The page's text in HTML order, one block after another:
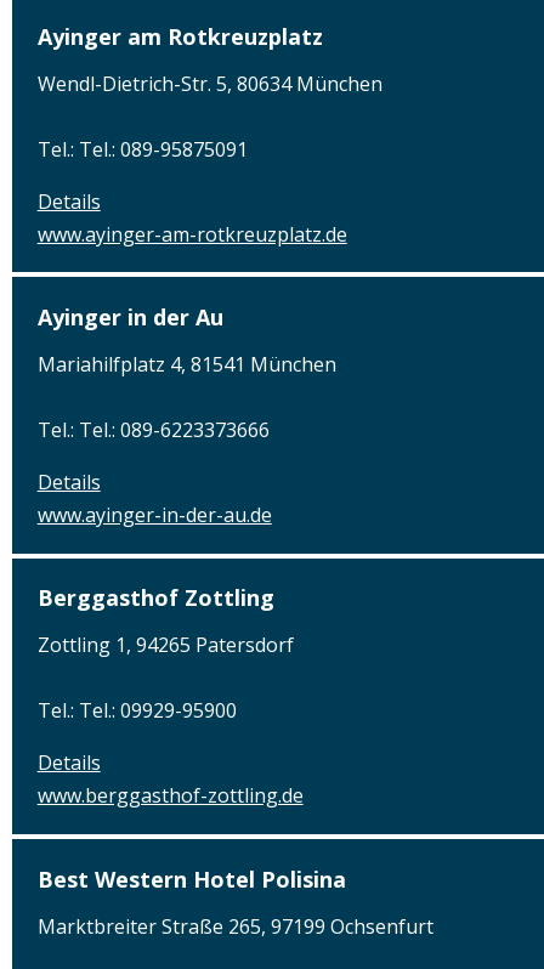
Ayinger am Rotkreuzplatz
Wendl-Dietrich-Str. 5, 80634 München
Tel.: Tel.: 089-95875091
Details
www.ayinger-am-rotkreuzplatz.de
Ayinger in der Au
Mariahilfplatz 4, 81541 München
Tel.: Tel.: 089-6223373666
Details
www.ayinger-in-der-au.de
Berggasthof Zottling
Zottling 1, 94265 Patersdorf
Tel.: Tel.: 09929-95900
Details
www.berggasthof-zottling.de
Best Western Hotel Polisina
Marktbreiter Straße 265, 97199 Ochsenfurt